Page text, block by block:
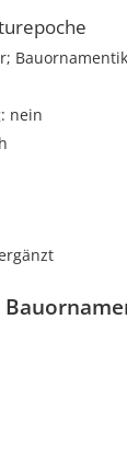
Bauornamentik
nein